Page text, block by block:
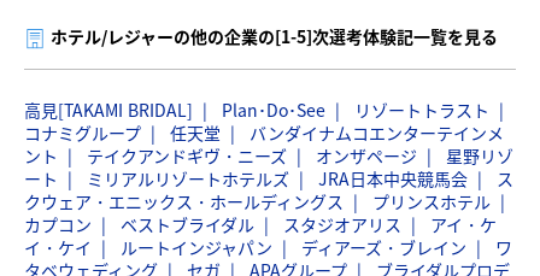
ホテル/レジャーの他の企業の[1-5]次選考体験記一覧を見る
高見[TAKAMI BRIDAL] Plan･Do･See
リゾートトラスト
コナミグループ
任天堂
バンダイナムコエンターテインメ
ント
テイクアンドギヴ・ニーズ オンザページ
星野リゾ
ート
ミリアルリゾートホテルズ JRA日本中央競馬会
ス
クウェア・エニックス・ホールディングス
プリンスホテル
カプコン
ベストブライダル スタジオアリス
アイ・ケ
イ・ケイ
ルートインジャパン ディアーズ・ブレイン
ワ
タベウェディング
セガ APAグループ
ブライダルプロデ